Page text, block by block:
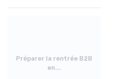
Préparer la rentrée B2B
en...